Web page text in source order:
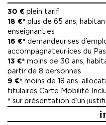
Théâtre - Scène nationale
Culture de Bourges, Les
Le Cratère-Scène nationale
CDN Nice Côte d’Azur, le
européen de création, le
nationale transfrontalière.
Soutiens la Fondation BNP
France, L’Etat, direction
(DRAC) des Pays de Loire
Remerciements Jérôme
30 € plein tarif
18 €* plus de 65 ans,
enseignant·es
16 €* demandeur·ses
accompagnateur·ices du
13 €* moins de 30 ans,
partir de 8 personnes
9 €* moins de 18 ans,
titulaires Carte Mobilité
* sur présentation d’un